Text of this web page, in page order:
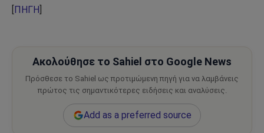
ΠΗΓΗ
Ακολούθησε το Sahiel στο Google News
Πρόσθεσε το Sahiel ως προτιμώμενη πηγή για να λαμβάνεις
πρώτος τις σημαντικότερες ειδήσεις και αναλύσεις.
Add as a preferred source